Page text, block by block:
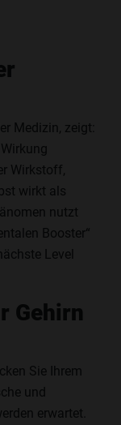
Medizin, zeigt:
Wirkstoff,
wirkt als
nutzt
Booster“
Level
Gehirn
Sie Ihrem
und
erwartet.